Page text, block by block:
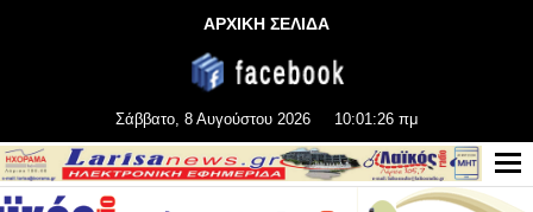
ΑΡΧΙΚΗ ΣΕΛΙΔΑ
Σάββατο, 8 Αυγούστου 2026 10:01:26 πμ